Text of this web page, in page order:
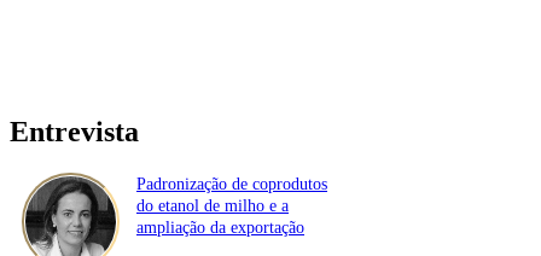
Entrevista
Padronização de coprodutos
do etanol de milho e a
ampliação da exportação